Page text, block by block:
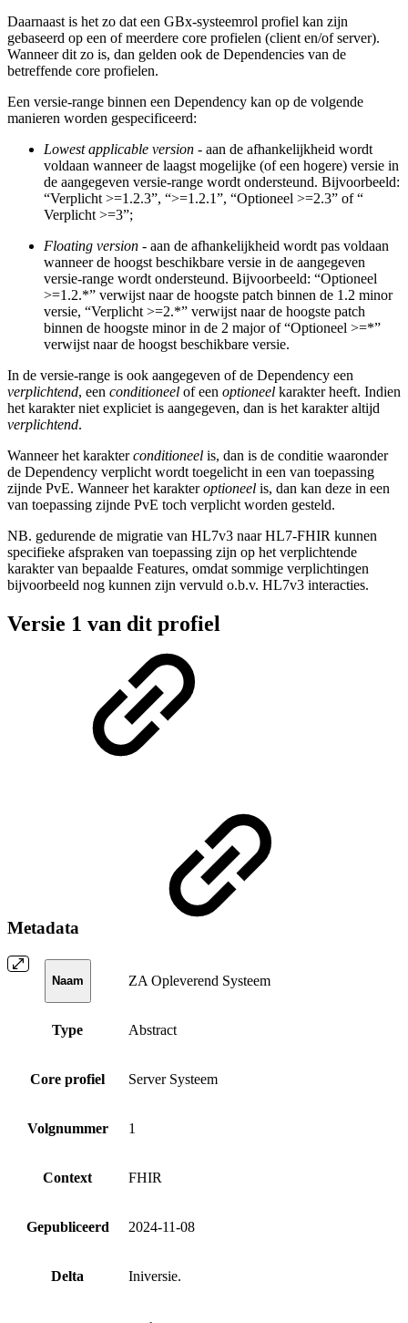
Daarnaast is het zo dat een GBx-systeemrol profiel kan zijn
gebaseerd op een of meerdere core profielen (client en/of server).
Wanneer dit zo is, dan gelden ook de Dependencies van de
betreffende core profielen.
Een versie-range binnen een Dependency kan op de volgende
manieren worden gespecificeerd:
Lowest applicable version - aan de afhankelijkheid wordt
voldaan wanneer de laagst mogelijke (of een hogere) versie in
de aangegeven versie-range wordt ondersteund. Bijvoorbeeld:
“Verplicht >=1.2.3”, “>=1.2.1”, “Optioneel >=2.3” of “
Verplicht >=3”;
Floating version - aan de afhankelijkheid wordt pas voldaan
wanneer de hoogst beschikbare versie in de aangegeven
versie-range wordt ondersteund. Bijvoorbeeld: “Optioneel
>=1.2.*” verwijst naar de hoogste patch binnen de 1.2 minor
versie, “Verplicht >=2.*” verwijst naar de hoogste patch
binnen de hoogste minor in de 2 major of “Optioneel >=*”
verwijst naar de hoogst beschikbare versie.
In de versie-range is ook aangegeven of de Dependency een
verplichtend, een conditioneel of een optioneel karakter heeft. Indien
het karakter niet expliciet is aangegeven, dan is het karakter altijd
verplichtend.
Wanneer het karakterconditioneel is, dan is de conditie waaronder
de Dependency verplicht wordt toegelicht in een van toepassing
zijnde PvE. Wanneer het karakteroptioneel is, dan kan deze in een
van toepassing zijnde PvE toch verplicht worden gesteld.
NB. gedurende de migratie van HL7v3 naar HL7-FHIR kunnen
specifieke afspraken van toepassing zijn op het verplichtende
karakter van bepaalde Features, omdat sommige verplichtingen
bijvoorbeeld nog kunnen zijn vervuld o.b.v. HL7v3 interacties.
Versie 1 van dit profiel
Metadata
Naam ZA Opleverend Systeem
Type Abstract
Core profiel Server Systeem
Volgnummer 1
Context FHIR
Gepubliceerd 2024-11-08
Delta Iniversie.